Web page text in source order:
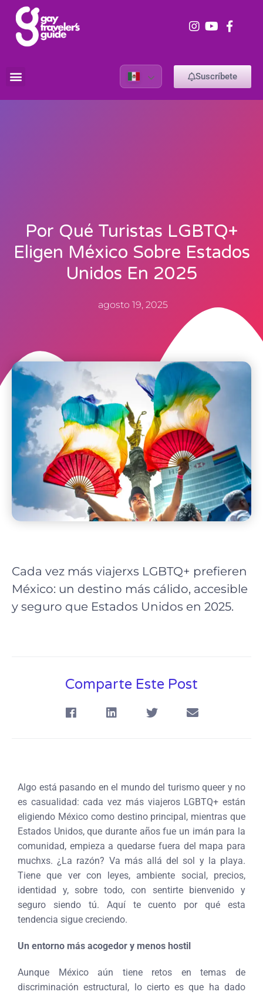
Suscríbete
Por Qué Turistas LGBTQ+
Eligen México Sobre Estados
Unidos En 2025
agosto 19, 2025
Cada vez más viajerxs LGBTQ+ prefieren
México: un destino más cálido, accesible
y seguro que Estados Unidos en 2025.
Comparte Este Post
Algo está pasando en el mundo del turismo queer y no
es casualidad: cada vez más viajeros LGBTQ+ están
eligiendo México como destino principal, mientras que
Estados Unidos, que durante años fue un imán para la
comunidad, empieza a quedarse fuera del mapa para
muchxs. ¿La razón? Va más allá del sol y la playa.
Tiene que ver con leyes, ambiente social, precios,
identidad y, sobre todo, con sentirte bienvenido y
seguro siendo tú. Aquí te cuento por qué esta
tendencia sigue creciendo.
Un entorno más acogedor y menos hostil
Aunque México aún tiene retos en temas de
discriminación estructural, lo cierto es que ha dado